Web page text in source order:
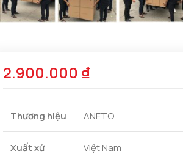
2.900.000 ₫
Thương hiệu ANETO
Xuất xứ Việt Nam